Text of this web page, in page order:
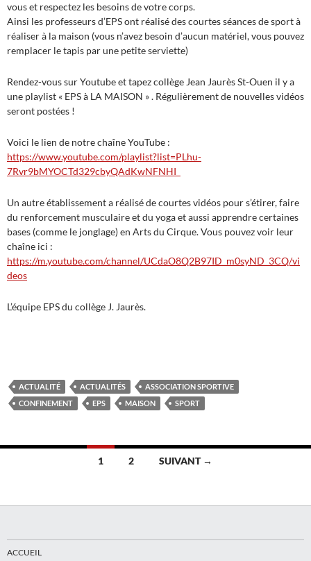
vous et respectez les besoins de votre corps.
Ainsi les professeurs d’EPS ont réalisé des courtes séances de sport à
réaliser à la maison (vous n’avez besoin d’aucun matériel, vous pouvez
remplacer le tapis par une petite serviette)
Rendez-vous sur Youtube et tapez collège Jean Jaurès St-Ouen il y a
une playlist « EPS à LA MAISON » . Régulièrement de nouvelles vidéos
seront postées !
Voici le lien de notre chaîne YouTube :
https://www.youtube.com/playlist?list=PLhu-
7Rvr9bMYOCTd329cbyQAdKwNFNHI_
Un autre établissement a réalisé de courtes vidéos pour s’étirer, faire
du renforcement musculaire et du yoga et aussi apprendre certaines
bases (comme le jonglage) en Arts du Cirque. Vous pouvez voir leur
chaîne ici :
https://m.youtube.com/channel/UCdaO8Q2B97ID_m0syND_3CQ/vi
deos
L’équipe EPS du collège J. Jaurès.
ACTUALITÉ ACTUALITÉS
ASSOCIATION SPORTIVE
CONFINEMENT
EPS MAISON SPORT
articles
1 2 SUIVANT →
ACCUEIL